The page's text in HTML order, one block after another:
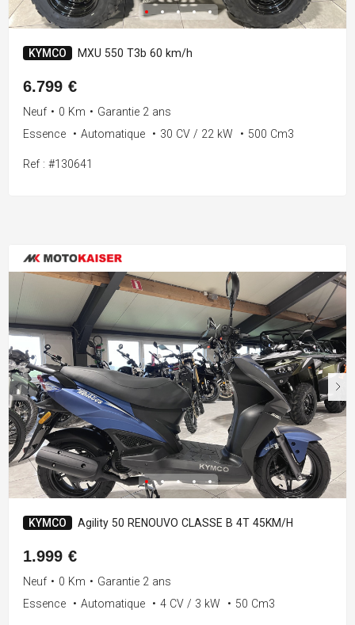
KYMCO MXU 550 T3b 60 km/h
6.799 €
Neuf • 0 Km • Garantie 2 ans
Essence
• Automatique • 30 CV / 22 kW • 500 Cm3
Ref : #130641
KYMCO Agility 50 RENOUVO CLASSE B 4T 45KM/H
1.999 €
Neuf • 0 Km • Garantie 2 ans
Essence
• Automatique • 4 CV / 3 kW • 50 Cm3